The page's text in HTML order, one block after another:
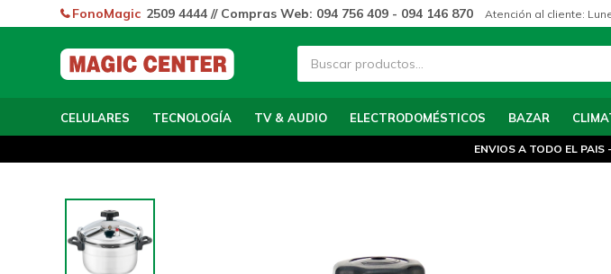
CELULARES TECNOLOGÍA TV & AUDIO ELECTRODOMÉSTICOS BAZAR
FonoMagic 2509 4444 // Compras Web: 094 756 409 - 094 146 870 Atención al cliente:
ENVIOS A TODO EL PAIS